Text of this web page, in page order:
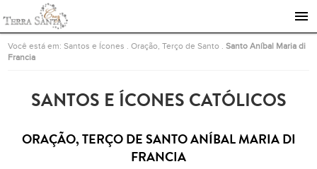
Ir para a página inicial
Você está em:Santos e Ícones .Oração, Terço de Santo .Santo Aníbal Maria di
Francia
SANTOS E ÍCONES CATÓLICOS
ORAÇÃO, TERÇO DE SANTO ANÍBAL MARIA DI
FRANCIA